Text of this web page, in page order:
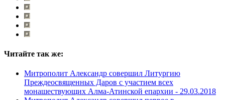
Читайте так же:
Митрополит Александр совершил Литургию
Преждеосвященных Даров с участием всех
монашествующих Алма-Атинской епархии - 29.03.2018